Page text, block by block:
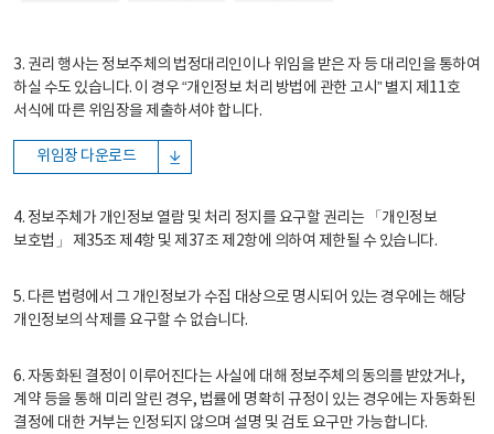
3. 권리 행사는 정보주체의 법정대리인이나 위임을 받은 자 등 대리인을 통하여
하실 수도 있습니다. 이 경우 “개인정보 처리 방법에 관한 고시” 별지 제11호
서식에 따른 위임장을 제출하셔야 합니다.
위임장 다운로드
4. 정보주체가 개인정보 열람 및 처리 정지를 요구할 권리는 「개인정보
보호법」 제35조 제4항 및 제37조 제2항에 의하여 제한될 수 있습니다.
5. 다른 법령에서 그 개인정보가 수집 대상으로 명시되어 있는 경우에는 해당
개인정보의 삭제를 요구할 수 없습니다.
6. 자동화된 결정이 이루어진다는 사실에 대해 정보주체의 동의를 받았거나,
계약 등을 통해 미리 알린 경우, 법률에 명확히 규정이 있는 경우에는 자동화된
결정에 대한 거부는 인정되지 않으며 설명 및 검토 요구만 가능합니다.